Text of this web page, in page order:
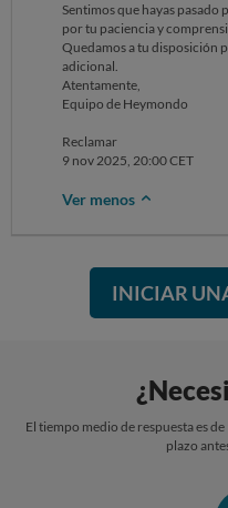
Sentimos que hayas pasado
por tu paciencia y
Quedamos a tu disposición
adicional.
Atentamente,
Equipo de Heymondo
Reclamar
9 nov 2025, 20:00 CET
Ver menos
INICIAR
El tiempo medio de respuesta es
plazo